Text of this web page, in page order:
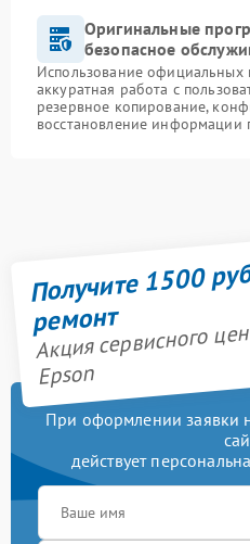
Оригинальные
безопасное
Использование
аккуратная работа с
резервное копирование,
восстановление информации
Получите 1500
ремонт
Акция сервисного
Epson
При оформлении заявки
действует